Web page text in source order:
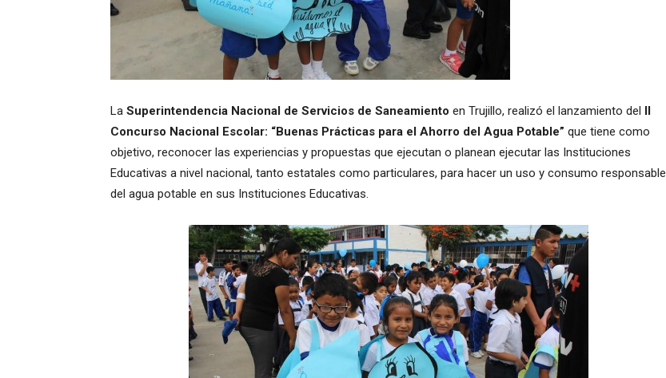
La Superintendencia Nacional de Servicios de Saneamiento en Trujillo, realizó el lanzamiento del II
Concurso Nacional Escolar: “Buenas Prácticas para el Ahorro del Agua Potable” que tiene como
objetivo, reconocer las experiencias y propuestas que ejecutan o planean ejecutar las Instituciones
Educativas a nivel nacional, tanto estatales como particulares, para hacer un uso y consumo responsable
del agua potable en sus Instituciones Educativas.